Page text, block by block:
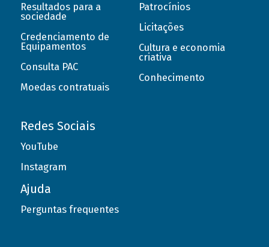
Resultados para a
sociedade
Credenciamento de
Equipamentos
Consulta PAC
Moedas contratuais
Patrocínios
Licitações
Cultura e economia
criativa
Conhecimento
Redes Sociais
YouTube
Instagram
Ajuda
Perguntas frequentes